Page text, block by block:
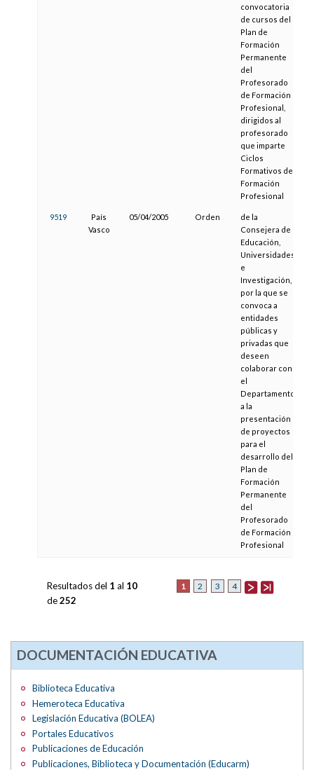
convocatoria
de cursos del
Plan de
Formación
Permanente
del
Profesorado
de Formación
Profesional,
dirigidos al
profesorado
que imparte
Ciclos
Formativos de
Formación
Profesional
9519
País
Vasco
05/04/2005 Orden
de la
Consejera de
Educación,
Universidades
e
Investigación,
por la que se
convoca a
entidades
públicas y
privadas que
deseen
colaborar con
el
Departamento
a la
presentación
de proyectos
para el
desarrollo del
Plan de
Formación
Permanente
del
Profesorado
de Formación
Profesional
1 2 3 4
Resultados del 1 al 10
de252
DOCUMENTACIÓN EDUCATIVA
Biblioteca Educativa
Hemeroteca Educativa
Legislación Educativa (BOLEA)
Portales Educativos
Publicaciones de Educación
Publicaciones, Biblioteca y Documentación (Educarm)